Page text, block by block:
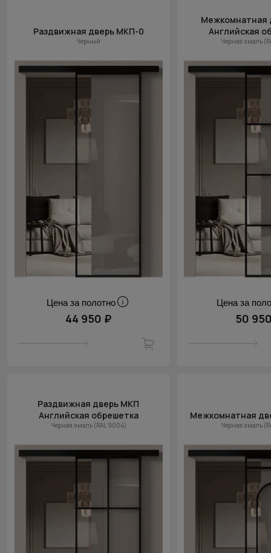
Раздвижная дверь МКП-0
Черный
Цена за полотно
44 950 ₽
Межкомнатная
Английская
Черная эмаль
Цена за
50
Раздвижная дверь МКП
Английская обрешетка
Черная эмаль (RAL 9004)
Межкомнатная
Черная эмаль